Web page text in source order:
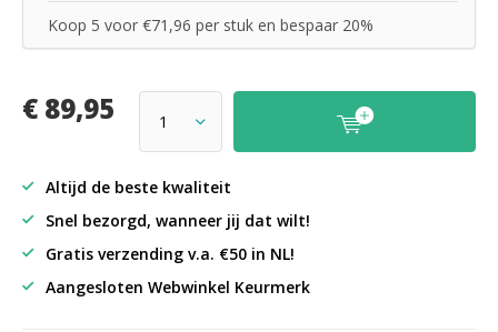
Koop 5 voor €71,96 per stuk en bespaar 20%
€ 89,95
Altijd de beste kwaliteit
Snel bezorgd, wanneer jij dat wilt!
Gratis verzending v.a. €50 in NL!
Aangesloten Webwinkel Keurmerk